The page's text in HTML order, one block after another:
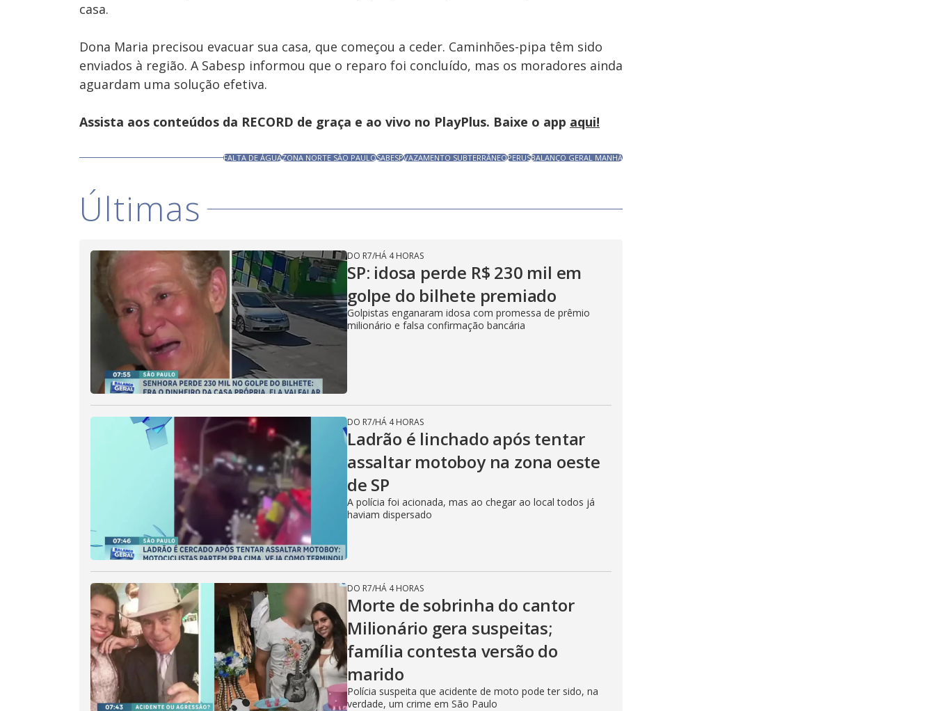
casa.
Dona Maria precisou evacuar sua casa, que começou a ceder. Caminhões-pipa têm sido
enviados à região. A Sabesp informou que o reparo foi concluído, mas os moradores ainda
aguardam uma solução efetiva.
Assista aos conteúdos da RECORD de graça e ao vivo no PlayPlus. Baixe o app aqui!
FALTA DE ÁGUAZONA NORTE SÃO PAULOSABESPVAZAMENTO SUBTERRÂNEOPERUSBALANÇO GERAL MANHÃ
Últimas
DO R7/HÁ 4 HORAS
SP: idosa perde R$ 230 mil em
golpe do bilhete premiado
Golpistas enganaram idosa com promessa de prêmio
milionário e falsa confirmação bancária
DO R7/HÁ 4 HORAS
Ladrão é linchado após tentar
assaltar motoboy na zona oeste
de SP
A polícia foi acionada, mas ao chegar ao local todos já
haviam dispersado
DO R7/HÁ 4 HORAS
Morte de sobrinha do cantor
Milionário gera suspeitas;
família contesta versão do
marido
Polícia suspeita que acidente de moto pode ter sido, na
verdade, um crime em São Paulo